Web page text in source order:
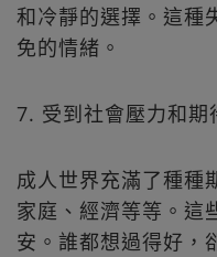
和冷靜的選擇。這種
免的情緒。
7. 受到社會壓力和期
成人世界充滿了種
家庭、經濟等等。這
安。誰都想過得好，